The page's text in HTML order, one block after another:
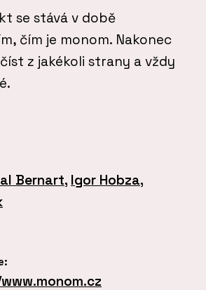
se stává v době
čím je monom. Nakonec
z jakékoli strany a vždy
Bernart, Igor Hobza,